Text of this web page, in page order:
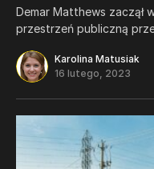
Demar Matthews zaczął
przestrzeń publiczną
Karolina Matusiak
16 lutego, 2023